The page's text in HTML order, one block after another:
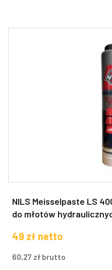
NILS Meisselpaste LS
do młotów
49 zł netto
60,27 zł brutto